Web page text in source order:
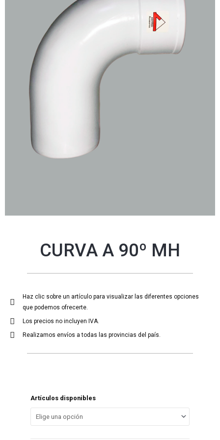
CURVA A 90º MH
Haz clic sobre un artículo para visualizar las diferentes opciones
que podemos ofrecerte.
Los precios no incluyen IVA.
Realizamos envíos a todas las provincias del país.
Artículos disponibles